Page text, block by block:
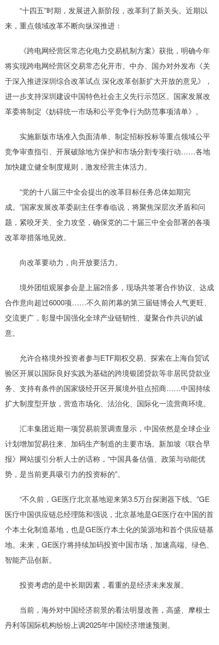
“十四五”时期，发展进入新阶段，改革到了新关头。近期以
来，重点领域改革不断向纵深推进：
《跨电网经营区常态化电力交易机制方案》获批，明确今年
将实现跨电网经营区交易常态化开市。中办、国办对外发布《关
于深入推进深圳综合改革试点 深化改革创新扩大开放的意见》，
进一步支持深圳建设中国特色社会主义先行示范区。国家发展改
革委将制定《妨碍统一市场和公平竞争行为防范事项清单》。
实施新版市场准入负面清单、制定招标投标等重点领域公平
竞争审查指引、开展破除地方保护和市场分割专项行动……各地
加快建立健全制度规则，激发经营主体活力。
“党的十八届三中全会提出的改革目标任务总体如期完
成。”国家发展改革委副主任李春临说，将聚焦深层次矛盾和问
题，紧咬牙关、全力攻坚，确保党的二十届三中全会部署的各项
改革举措落地见效。
向改革要动力，向开放要活力。
境外团组观展参会是上届2倍多，现场共签署合作协议、达成
合作意向超过6000项……不久前闭幕的第三届链博会人气更旺、
交流更广，彰显中国强化全球产业链韧性、凝聚合作共识的诚
意。
允许合格境外投资者参与ETF期权交易、探索在上海自贸试
验区开展以国际良好实践为基础的跨境银团贷款等非居民贷款业
务、支持有条件的国家级经开区开展境外驻点招商……中国持续
扩大制度型开放，营造市场化、法治化、国际化一流营商环境。
汇丰集团近期一项贸易前景调查显示，中国依然是全球企业
计划增加贸易往来、加码生产制造的主要市场。新加坡《联合早
报》网站援引分析人士的话称，“中国具备估值、政策与动能优
势，是当前更具吸引力的投资标的”。
“不久前，GE医疗北京基地迎来第3.5万台探测器下线。”GE
医疗中国供应链总经理陈和强说，北京基地是GE医疗在中国的首
个本土化制造基地，也是GE医疗本土化的策源地和首个供应链基
地。未来，GE医疗将持续加码投资中国市场，加速高端、绿色、
智能产品创新。
投资考虑的是中长期因素，看重的是经济未来发展。
当前，海外对中国经济前景的看法明显改善，高盛、摩根士
丹利等国际机构纷纷上调2025年中国经济增速预测。